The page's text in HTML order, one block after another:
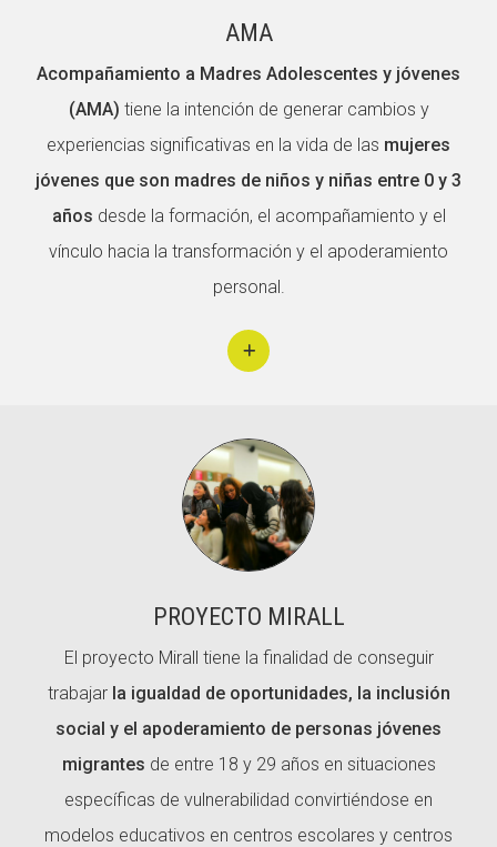
AMA
Acompañamiento a Madres Adolescentes y jóvenes
(AMA) tiene la intención de generar cambios y
experiencias significativas en la vida de las mujeres
jóvenes que son madres de niños y niñas entre 0 y 3
años desde la formación, el acompañamiento y el
vínculo hacia la transformación y el apoderamiento
personal.
PROYECTO MIRALL
El proyecto Mirall tiene la finalidad de conseguir
trabajar la igualdad de oportunidades, la inclusión
social y el apoderamiento de personas jóvenes
migrantes de entre 18 y 29 años en situaciones
específicas de vulnerabilidad convirtiéndose en
modelos educativos en centros escolares y centros